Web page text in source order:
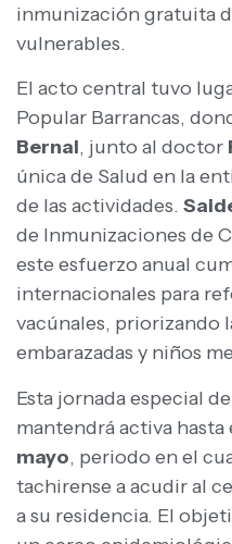
inmunización gratuita
vulnerables.
El acto central tuvo
Popular Barrancas,
Bernal, junto al doctor
única de Salud en la
de las actividades.
de Inmunizaciones de
este esfuerzo anual
internacionales para
vacúnales, priorizando
embarazadas y niños
Esta jornada especial
mantendrá activa
mayo, periodo en el
tachirense a acudir al
a su residencia. El